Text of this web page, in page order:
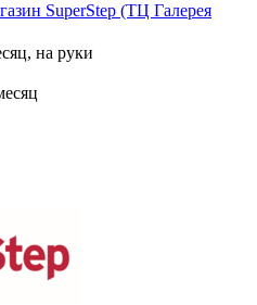
SuperStep (ТЦ Галерея
на руки